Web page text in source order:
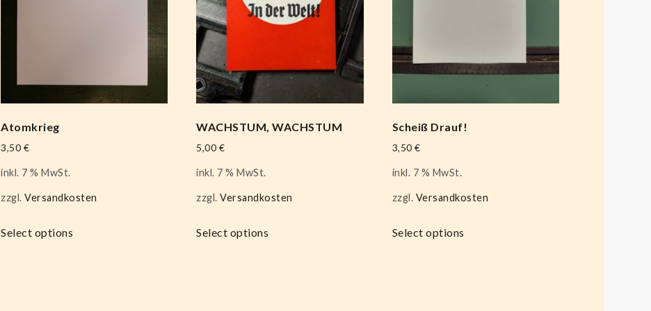
Atomkrieg
3,50 €
inkl. 7 % MwSt.
zzgl.Versandkosten
Select options
WACHSTUM, WACHSTUM
5,00 €
inkl. 7 % MwSt.
zzgl.Versandkosten
Select options
Scheiß Drauf!
3,50€
inkl. 7 % MwSt.
zzgl. Versandkosten
Select options